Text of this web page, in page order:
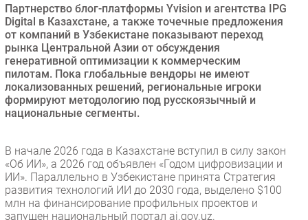
CIO/Управление ИТ
Гаджеты
Здоровье
РАЗДЕЛЫ
Новости
Интервью
Мероприятия
Проекты
IT класс
Партнерство блог-платформы Yvision и агентства IPG
Digital в Казахстане, а также точечные предложения
от компаний в Узбекистане показывают переход
рынка Центральной Азии от обсуждения
генеративной оптимизации к коммерческим
пилотам. Пока глобальные вендоры не имеют
локализованных решений, региональные игроки
формируют методологию под русскоязычный и
национальные сегменты.
В начале 2026 года в Казахстане вступил в силу закон
«Об ИИ», а 2026 год объявлен «Годом цифровизации и
ИИ». Параллельно в Узбекистане принята Стратегия
развития технологий ИИ до 2030 года, выделено $100
млн на финансирование профильных проектов и
запущен национальный портал ai.gov.uz.